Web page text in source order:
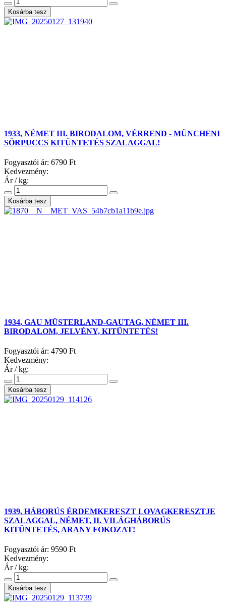
1933, NÉMET III. BIRODALOM, VÉRREND - MÜNCHENI
SÖRPUCCS KITÜNTETÉS SZALAGGAL!
Fogyasztói ár: 6790 Ft
Kedvezmény:
Ár / kg:
1934, GAU MÜSTERLAND-GAUTAG, NÉMET III.
BIRODALOM, JELVÉNY, KITÜNTETÉS!
Fogyasztói ár: 4790 Ft
Kedvezmény:
Ár / kg:
1939, HÁBORÚS ÉRDEMKERESZT LOVAGKERESZTJE
SZALAGGAL, NÉMET, II. VILÁGHÁBORÚS
KITÜNTETÉS, ARANY FOKOZAT!
Fogyasztói ár: 9590 Ft
Kedvezmény:
Ár / kg: